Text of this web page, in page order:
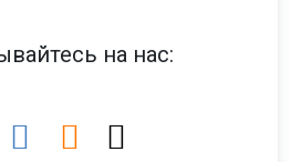
на нас: